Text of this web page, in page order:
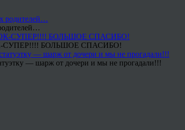
БОЛЬШОЕ СПАСИБО!
— шарж от дочери и мы не прогадали!!!